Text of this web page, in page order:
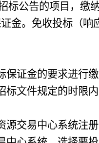
标公告的项目，缴
金。免收投标（响
证金的要求进行缴
标文件规定的时限
交易中心系统注